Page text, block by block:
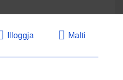
Illoggja Malti